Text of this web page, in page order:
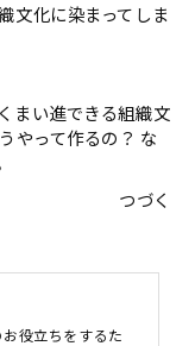
文化に染まってしま
まい進できる組織文
やって作るの？ な
つづく
役立ちをするた